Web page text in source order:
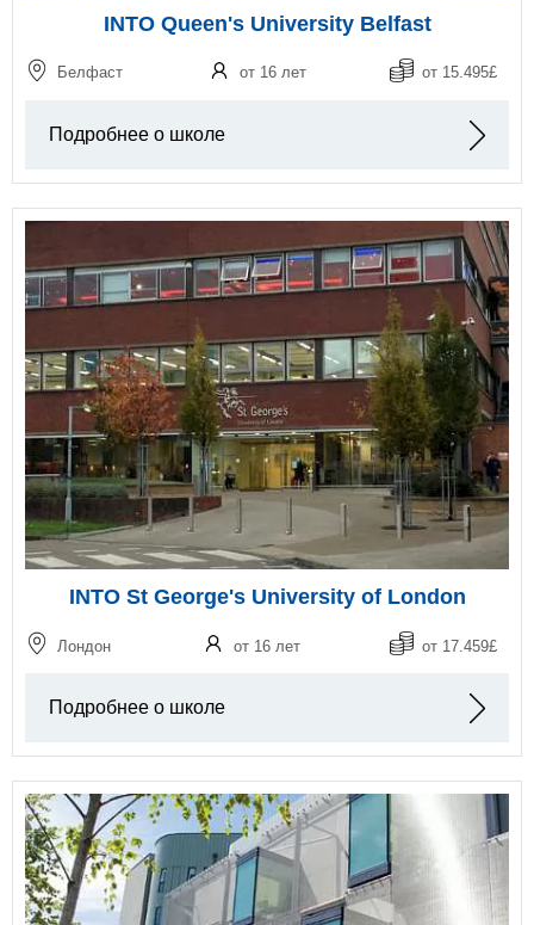
INTO Queen's University Belfast
Белфаст от 16 лет от 15.495£
Подробнее о школе
INTO St George's University of London
Лондон от 16 лет от 17.459£
Подробнее о школе